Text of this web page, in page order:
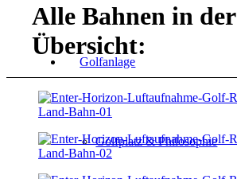
Golfanlage
Golfplatz & Philosophie
Alle Bahnen in der
Übersicht: